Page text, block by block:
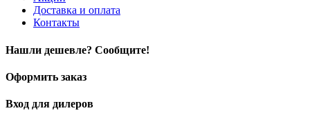
Доставка и оплата
Контакты
Нашли дешевле? Сообщите!
Оформить заказ
Вход для дилеров